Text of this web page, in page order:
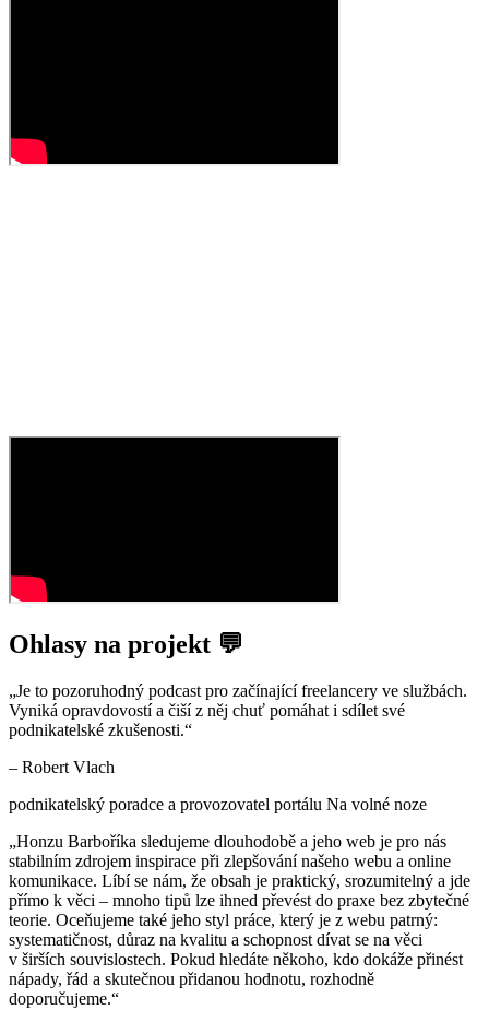
Ohlasy na projekt 💬
„Je to pozoruhodný podcast pro začínající freelancery ve službách.
Vyniká opravdovostí a čiší z něj chuť pomáhat i sdílet své
podnikatelské zkušenosti.“
– Robert Vlach
podnikatelský poradce a provozovatel portálu Na volné noze
„Honzu Barboříka sledujeme dlouhodobě a jeho web je pro nás
stabilním zdrojem inspirace při zlepšování našeho webu a online
komunikace. Líbí se nám, že obsah je praktický, srozumitelný a jde
přímo k věci – mnoho tipů lze ihned převést do praxe bez zbytečné
teorie. Oceňujeme také jeho styl práce, který je z webu patrný:
systematičnost, důraz na kvalitu a schopnost dívat se na věci
v širších souvislostech. Pokud hledáte někoho, kdo dokáže přinést
nápady, řád a skutečnou přidanou hodnotu, rozhodně
doporučujeme.“